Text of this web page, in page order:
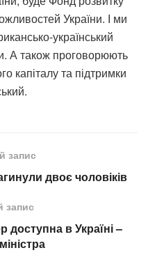
України. І ми
український
А також проговорюють
капіталу та підтримки
запис
двоє чоловіків
запис
доступна в Україні –